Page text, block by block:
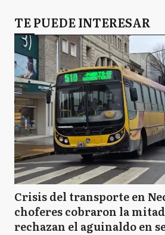
TE PUEDE INTERESAR
Crisis del transporte en
choferes cobraron la
rechazan el aguinaldo en